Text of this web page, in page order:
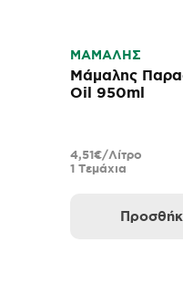
ΜΑΜΑΛΗΣ
Μάμαλης
Oil 950ml
1 Τεμάχια
4,51€/Λίτρο